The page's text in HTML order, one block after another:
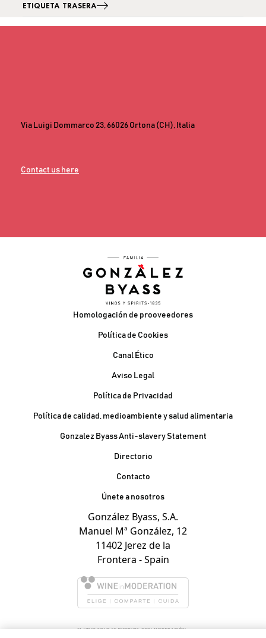
ETIQUETA TRASERA
Via Luigi Dommarco 23, 66026 Ortona (CH), Italia
Contact us here
Pie de páginaHomologación de prooveedores
Política de Cookies
Canal Ético
Aviso Legal
Política de Privacidad
Política de calidad, medioambiente y salud alimentaria
Gonzalez Byass Anti-slavery Statement
Contacto Pie de página
Directorio
Contacto
Únete a nosotros
González Byass, S.A.
Manuel Mª González, 12
11402 Jerez de la
Frontera - Spain